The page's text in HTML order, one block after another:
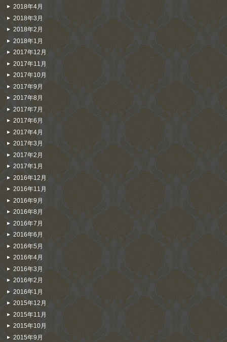
2018年4月
2018年3月
2018年2月
2018年1月
2017年12月
2017年11月
2017年10月
2017年9月
2017年8月
2017年7月
2017年6月
2017年4月
2017年3月
2017年2月
2017年1月
2016年12月
2016年11月
2016年9月
2016年8月
2016年7月
2016年6月
2016年5月
2016年4月
2016年3月
2016年2月
2016年1月
2015年12月
2015年11月
2015年10月
2015年9月